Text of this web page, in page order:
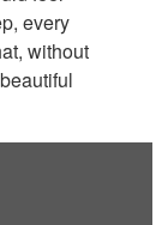
every
without